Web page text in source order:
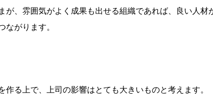
が、雰囲気がよく成果も出せる組織であれば、良い人材
ながります。
作る上で、上司の影響はとても大きいものと考えます。